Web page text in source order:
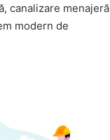
canalizare menajeră
modern de